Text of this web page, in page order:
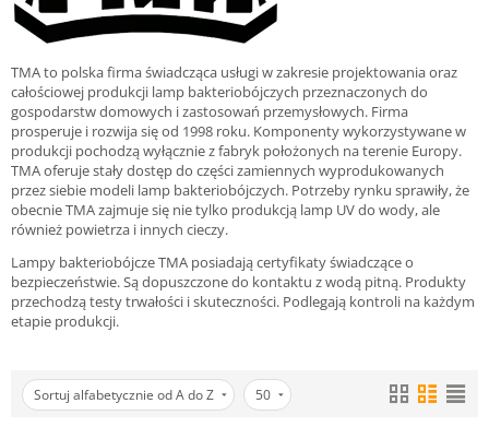
TMA to polska firma świadcząca usługi w zakresie projektowania oraz
całościowej produkcji lamp bakteriobójczych przeznaczonych do
gospodarstw domowych i zastosowań przemysłowych. Firma
prosperuje i rozwija się od 1998 roku. Komponenty wykorzystywane w
produkcji pochodzą wyłącznie z fabryk położonych na terenie Europy.
TMA oferuje stały dostęp do części zamiennych wyprodukowanych
przez siebie modeli lamp bakteriobójczych. Potrzeby rynku sprawiły, że
obecnie TMA zajmuje się nie tylko produkcją lamp UV do wody, ale
również powietrza i innych cieczy.
Lampy bakteriobójcze TMA posiadają certyfikaty świadczące o
bezpieczeństwie. Są dopuszczone do kontaktu z wodą pitną. Produkty
przechodzą testy trwałości i skuteczności. Podlegają kontroli na każdym
etapie produkcji.
Sortuj alfabetycznie od A do Z 50